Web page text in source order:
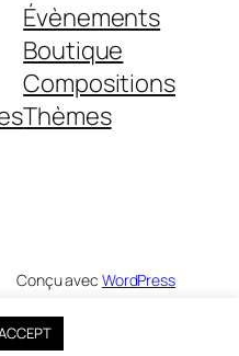
Évènements
Boutique
Compositions
Thèmes
Conçu avec WordPress